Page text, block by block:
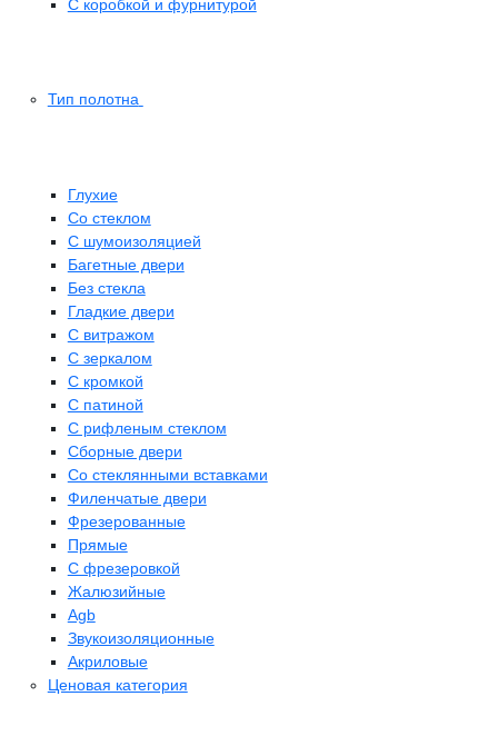
С коробкой и фурнитурой
Тип полотна
Глухие
Со стеклом
C шумоизоляцией
Багетные двери
Без стекла
Гладкие двери
С витражом
С зеркалом
С кромкой
С патиной
С рифленым стеклом
Сборные двери
Со стеклянными вставками
Филенчатые двери
Фрезерованные
Прямые
С фрезеровкой
Жалюзийные
Agb
Звукоизоляционные
Акриловые
Ценовая категория